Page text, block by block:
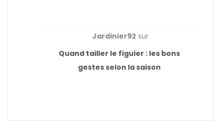
Jardinier92 sur
Quand tailler le figuier : les bons
gestes selon la saison